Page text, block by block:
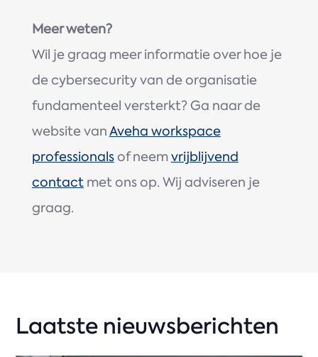
Meer weten?
Wil je graag meer informatie over hoe je
de cybersecurity van de organisatie
fundamenteel versterkt? Ga naar de
website vanAveha workspace
professionalsof neemvrijblijvend
contactmet ons op. Wij adviseren je
graag.
Laatste nieuwsberichten